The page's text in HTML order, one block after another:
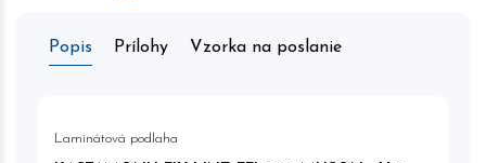
Popis Prílohy Vzorka na poslanie
Laminátová podlaha